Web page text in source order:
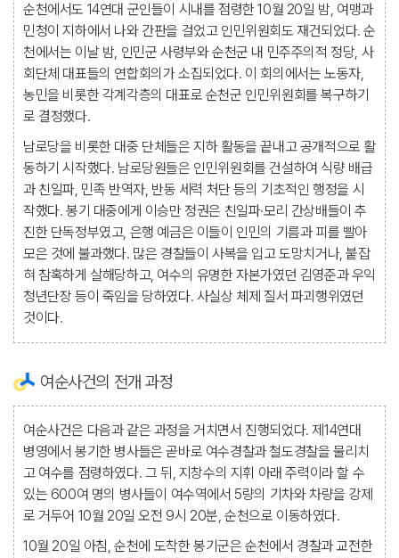
순천에서도 14연대 군인들이 시내를 점령한 10월 20일 밤, 여맹과
민청이 지하에서 나와 간판을 걸었고 인민위원회도 재건되었다. 순
천에서는 이날 밤, 인민군 사령부와 순천군 내 민주주의적 정당, 사
회단체 대표들의 연합회의가 소집되었다. 이 회의에서는 노동자,
농민을 비롯한 각계각층의 대표로 순천군 인민위원회를 복구하기
로 결정했다.
남로당을 비롯한 대중 단체들은 지하 활동을 끝내고 공개적으로 활
동하기 시작했다. 남로당원들은 인민위원회를 건설하여 식량 배급
과 친일파, 민족 반역자, 반동 세력 처단 등의 기초적인 행정을 시
작했다. 봉기 대중에게 이승만 정권은 친일파·모리 간상배들이 추
진한 단독정부였고, 은행 예금은 이들이 인민의 기름과 피를 빨아
모은 것에 불과했다. 많은 경찰들이 사복을 입고 도망치거나, 붙잡
혀 참혹하게 살해당하고, 여수의 유명한 자본가였던 김영준과 우익
청년단장 등이 죽임을 당하였다. 사실상 체제 질서 파괴행위였던
것이다.
여순사건의 전개 과정
여순사건은 다음과 같은 과정을 거치면서 진행되었다. 제14연대
병영에서 봉기한 병사들은 곧바로 여수경찰과 철도경찰을 물리치
고 여수를 점령하였다. 그 뒤, 지창수의 지휘 아래 주력이라 할 수
있는 600여 명의 병사들이 여수역에서 5량의 기차와 차량을 강제
로 거두어 10월 20일 오전 9시 20분, 순천으로 이동하였다.
10월 20일 아침, 순천에 도착한 봉기군은 순천에서 경찰과 교전한